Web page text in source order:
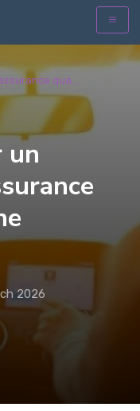
qua...
un
2026